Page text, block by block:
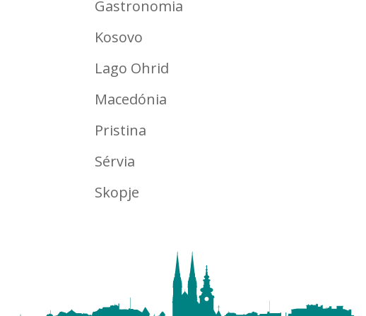
Gastronomia
Kosovo
Lago Ohrid
Macedónia
Pristina
Sérvia
Skopje